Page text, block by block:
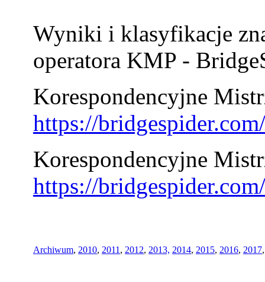
Wyniki i klasyfikacje
operatora KMP -
Korespondencyjne
https://
Korespondencyjne
https://
Archiwum, 2010, 2011 , 2012, 2013, 2014, 2015, 2016, 2017